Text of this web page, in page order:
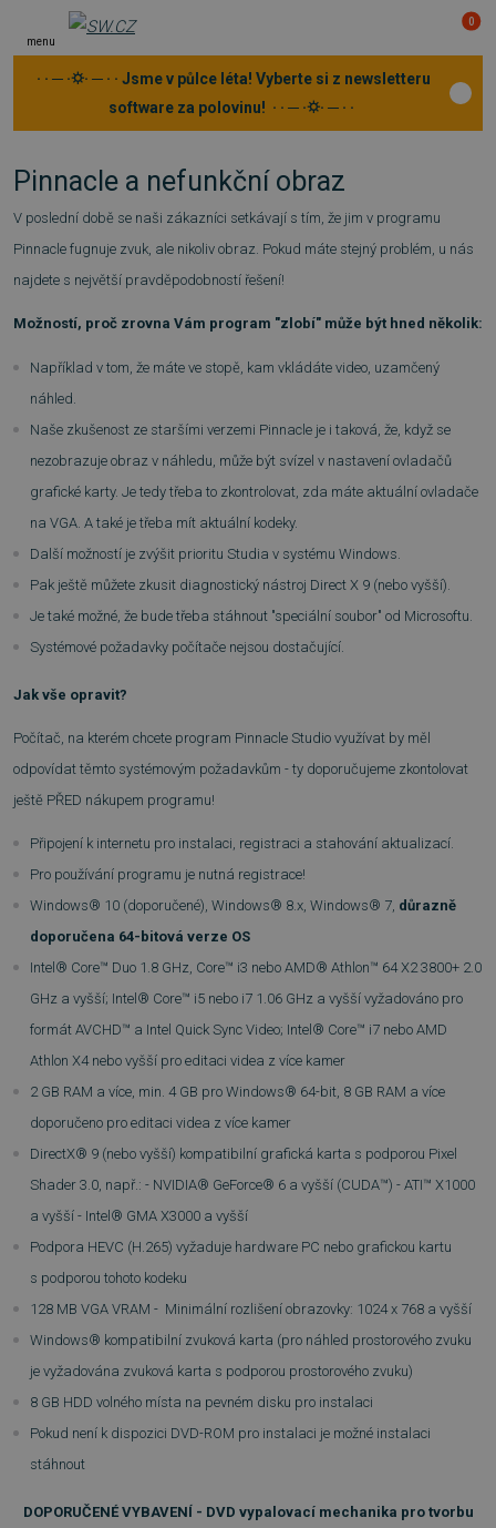
menu
0
· · ─ ·⛭· ─ · · Jsme v půlce léta! Vyberte si z newsletteru
software za polovinu! · · ─ ·⛭· ─ · ·
Pinnacle a nefunkční obraz
V poslední době se naši zákazníci setkávají s tím, že jim v programu
Pinnacle fugnuje zvuk, ale nikoliv obraz. Pokud máte stejný problém, u nás
najdete s největší pravděpodobností řešení!
Možností, proč zrovna Vám program "zlobí" může být hned několik:
Například v tom, že máte ve stopě, kam vkládáte video, uzamčený
náhled.
Naše zkušenost ze staršími verzemi Pinnacle je i taková, že, když se
nezobrazuje obraz v náhledu, může být svízel v nastavení ovladačů
grafické karty. Je tedy třeba to zkontrolovat, zda máte aktuální ovladače
na VGA. A také je třeba mít aktuální kodeky.
Další možností je zvýšit prioritu Studia v systému Windows.
Pak ještě můžete zkusit diagnostický nástroj Direct X 9 (nebo vyšší).
Je také možné, že bude třeba stáhnout "speciální soubor" od Microsoftu.
Systémové požadavky počítače nejsou dostačující.
Jak vše opravit?
Počítač, na kterém chcete program Pinnacle Studio využívat by měl
odpovídat těmto systémovým požadavkům - ty doporučujeme zkontolovat
ještě PŘED nákupem programu!
Připojení k internetu pro instalaci, registraci a stahování aktualizací.
Pro používání programu je nutná registrace!
Windows® 10 (doporučené), Windows® 8.x, Windows® 7, důrazně
doporučena 64-bitová verze OS
Intel® Core™ Duo 1.8 GHz, Core™ i3 nebo AMD® Athlon™ 64 X2 3800+ 2.0
GHz a vyšší; Intel® Core™ i5 nebo i7 1.06 GHz a vyšší vyžadováno pro
formát AVCHD™ a Intel Quick Sync Video; Intel® Core™ i7 nebo AMD
Athlon X4 nebo vyšší pro editaci videa z více kamer
2 GB RAM a více, min. 4 GB pro Windows® 64-bit, 8 GB RAM a více
doporučeno pro editaci videa z více kamer
DirectX® 9 (nebo vyšší) kompatibilní grafická karta s podporou Pixel
Shader 3.0, např.: - NVIDIA® GeForce® 6 a vyšší (CUDA™) - ATI™ X1000
a vyšší - Intel® GMA X3000 a vyšší
Podpora HEVC (H.265) vyžaduje hardware PC nebo grafickou kartu
s podporou tohoto kodeku
128 MB VGA VRAM - Minimální rozlišení obrazovky: 1024 x 768 a vyšší
Windows® kompatibilní zvuková karta (pro náhled prostorového zvuku
je vyžadována zvuková karta s podporou prostorového zvuku)
8 GB HDD volného místa na pevném disku pro instalaci
Pokud není k dispozici DVD-ROM pro instalaci je možné instalaci
stáhnout
DOPORUČENÉ VYBAVENÍ - DVD vypalovací mechanika pro tvorbu